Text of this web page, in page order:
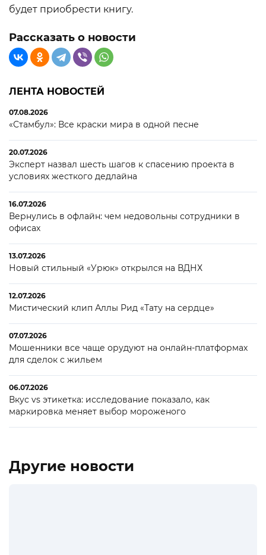
будет приобрести книгу.
Рассказать о новости
ЛЕНТА НОВОСТЕЙ
07.08.2026
«Стамбул»: Все краски мира в одной песне
20.07.2026
Эксперт назвал шесть шагов к спасению проекта в
условиях жесткого дедлайна
16.07.2026
Вернулись в офлайн: чем недовольны сотрудники в
офисах
13.07.2026
Новый стильный «Урюк» открылся на ВДНХ
12.07.2026
Мистический клип Аллы Рид «Тату на сердце»
07.07.2026
Мошенники все чаще орудуют на онлайн-платформах
для сделок с жильем
06.07.2026
Вкус vs этикетка: исследование показало, как
маркировка меняет выбор мороженого
Другие новости